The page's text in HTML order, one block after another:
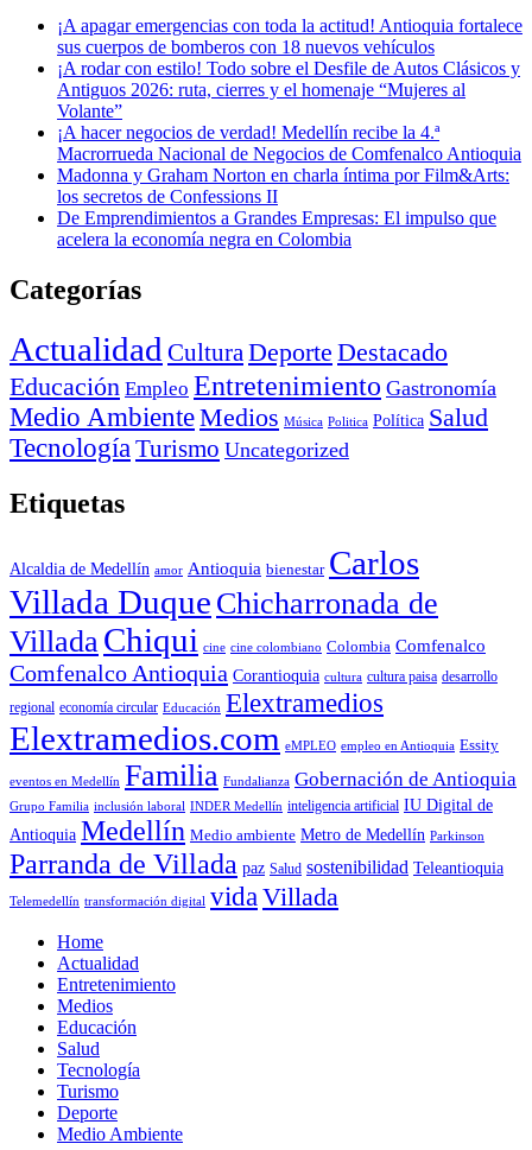
¡A apagar emergencias con toda la actitud! Antioquia fortalece
sus cuerpos de bomberos con 18 nuevos vehículos
¡A rodar con estilo! Todo sobre el Desfile de Autos Clásicos y
Antiguos 2026: ruta, cierres y el homenaje “Mujeres al
Volante”
¡A hacer negocios de verdad! Medellín recibe la 4.ª
Macrorrueda Nacional de Negocios de Comfenalco Antioquia
Madonna y Graham Norton en charla íntima por Film&Arts:
los secretos de Confessions II
De Emprendimientos a Grandes Empresas: El impulso que
acelera la economía negra en Colombia
Categorías
Actualidad Cultura Deporte Destacado
Educación Empleo Entretenimiento Gastronomía
Medio AmbienteMedios Música Politica Política Salud
Tecnología Turismo Uncategorized
Etiquetas
Alcaldia de Medellín amor Antioquia bienestar Carlos
Villada Duque Chicharronada de
Villada Chiqui cine cine colombiano Colombia Comfenalco
Comfenalco Antioquia Corantioquia cultura cultura paisa desarrollo
regional economía circular Educación Elextramedios
Elextramedios.com eMPLEO empleo en Antioquia Essity
eventos en Medellín Familia Fundalianza Gobernación de Antioquia
Grupo Familia inclusión laboral INDER Medellín inteligencia artificial IU Digital de
Antioquia Medellín Medio ambiente Metro de Medellín Parkinson
Parranda de Villada paz Salud sostenibilidad Teleantioquia
Telemedellín transformación digital vida Villada
Home
Actualidad
Entretenimiento
Medios
Educación
Salud
Tecnología
Turismo
Deporte
Medio Ambiente